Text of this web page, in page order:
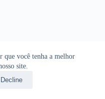
que você tenha a melhor
site.
Decline
• Bíblia Online •